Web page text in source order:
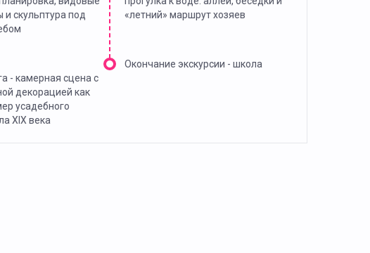
и скульптура под
- камерная сцена с
декорацией как
усадебного
XIX века
«летний» маршрут хозяев
Окончание экскурсии - школа